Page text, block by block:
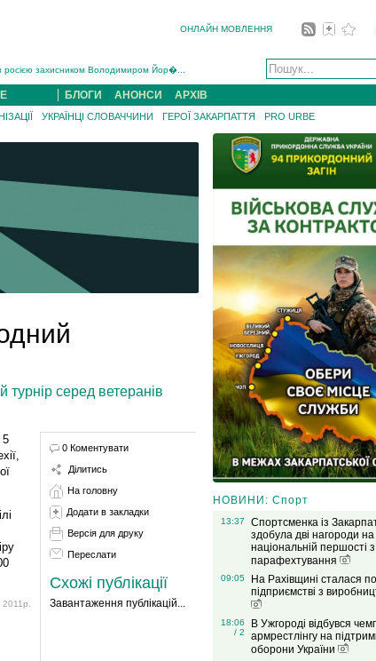
ОНЛАЙН МОВЛЕННЯ
росією захисником Володимиром Йор�...
Богданом Югасом, який два роки �...
Хустщині Юліана Гербея (ФОТО)[/gree...
Роздяловський (ФОТО)...
постраждали 13 людей (ФОТО)...
за обвинувачен...
БЛОГИ АНОНСИ АРХІВ
УКРАЇНЦІ СЛОВАЧЧИНИ ГЕРОЇ ЗАКАРПАТТЯ PRO URBE
серед ветеранів
5
2011р.
0 Коментувати
Ділитись
На головну
Додати в закладки
Версія для друку
Переслати
Схожі публікації
Завантаження публікацій...
НОВИНИ: Спорт
13:37
Спортсменка із
здобула дві нагороди на
національній першості з
парафехтування
09:05
На Рахівщині сталася
підприємстві з
18:06
/ 2
В Ужгороді відбувся
армрестлінгу на
оборони України